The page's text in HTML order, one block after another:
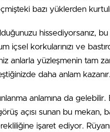
bazı yüklerden
hissediyorsanız,
korkularınızı ve
anlarla yüzleşmenin tam
daha anlam kazanır.
anlamına da
açısı sunan bu mekan,
işaret ediyor.